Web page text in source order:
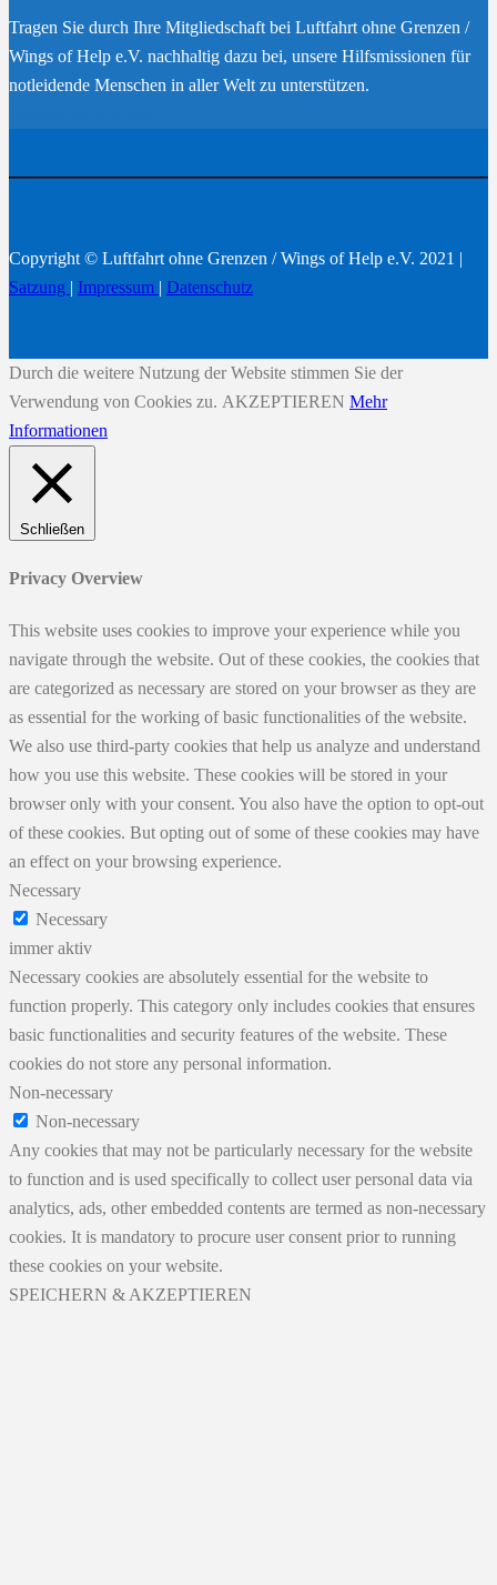
Tragen Sie durch Ihre Mitgliedschaft bei Luftfahrt ohne Grenzen /
Wings of Help e.V. nachhaltig dazu bei, unsere Hilfsmissionen für
notleidende Menschen in aller Welt zu unterstützen.
Copyright © Luftfahrt ohne Grenzen / Wings of Help e.V. 2021 |
Satzung | Impressum | Datenschutz
Durch die weitere Nutzung der Website stimmen Sie der
Verwendung von Cookies zu. AKZEPTIEREN Mehr
Informationen
Schließen
Privacy Overview
This website uses cookies to improve your experience while you
navigate through the website. Out of these cookies, the cookies that
are categorized as necessary are stored on your browser as they are
as essential for the working of basic functionalities of the website.
We also use third-party cookies that help us analyze and understand
how you use this website. These cookies will be stored in your
browser only with your consent. You also have the option to opt-out
of these cookies. But opting out of some of these cookies may have
an effect on your browsing experience.
Necessary
Necessary
immer aktiv
Necessary cookies are absolutely essential for the website to
function properly. This category only includes cookies that ensures
basic functionalities and security features of the website. These
cookies do not store any personal information.
Non-necessary
Non-necessary
Any cookies that may not be particularly necessary for the website
to function and is used specifically to collect user personal data via
analytics, ads, other embedded contents are termed as non-necessary
cookies. It is mandatory to procure user consent prior to running
these cookies on your website.
SPEICHERN & AKZEPTIEREN